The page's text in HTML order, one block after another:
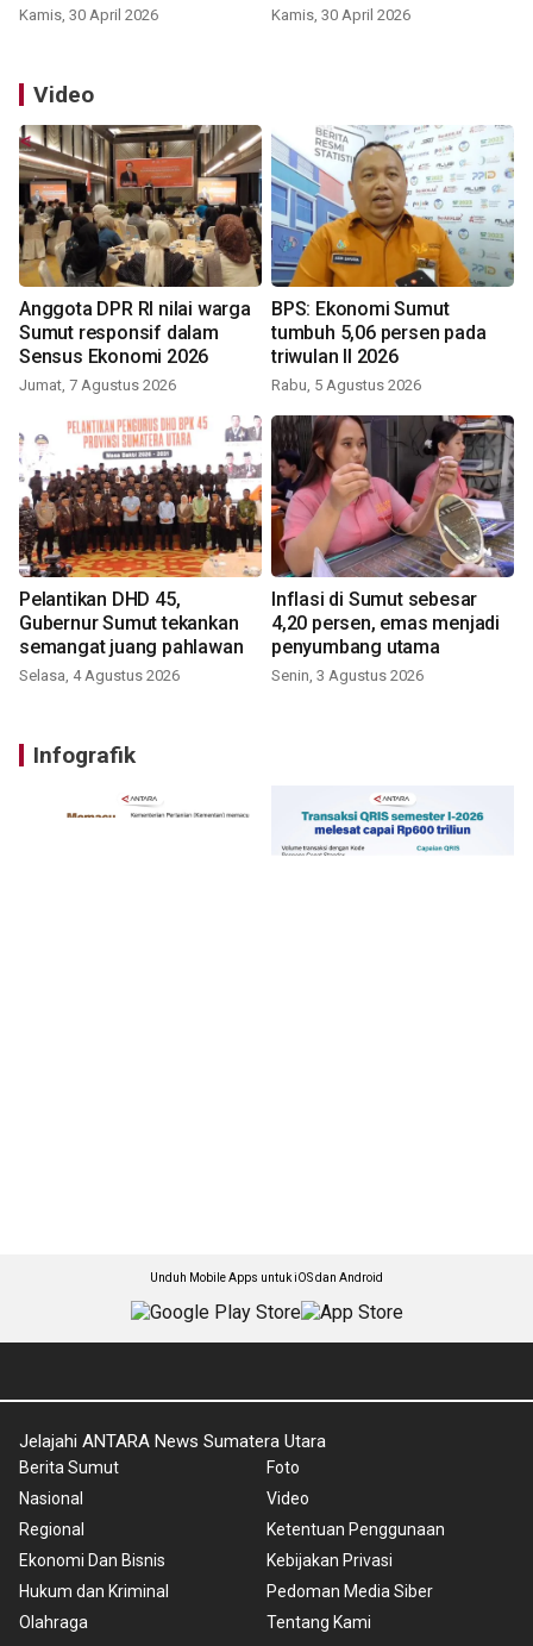
Kamis, 30 April 2026 Kamis, 30 April 2026
Video
Anggota DPR RI nilai warga
Sumut responsif dalam
Sensus Ekonomi 2026
Jumat, 7 Agustus 2026
BPS: Ekonomi Sumut
tumbuh 5,06 persen pada
triwulan II 2026
Rabu, 5 Agustus 2026
Pelantikan DHD 45,
Gubernur Sumut tekankan
semangat juang pahlawan
Selasa, 4 Agustus 2026
Inflasi di Sumut sebesar
4,20 persen, emas menjadi
penyumbang utama
Senin, 3 Agustus 2026
Infografik
Unduh Mobile Apps untuk iOS dan Android
Jelajahi ANTARA News Sumatera Utara
Berita Sumut
Nasional
Regional
Ekonomi Dan Bisnis
Hukum dan Kriminal
Olahraga
Foto
Video
Ketentuan Penggunaan
Kebijakan Privasi
Pedoman Media Siber
Tentang Kami